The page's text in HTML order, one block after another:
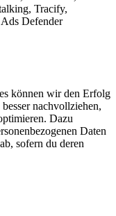
Tracify,
Defender
können wir den Erfolg
nachvollziehen,
Dazu
Daten
sofern du deren